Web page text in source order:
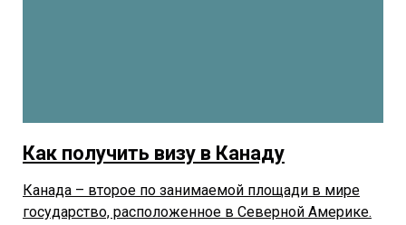
Как получить визу в Канаду
Канада – второе по занимаемой площади в мире
государство, расположенное в Северной Америке.